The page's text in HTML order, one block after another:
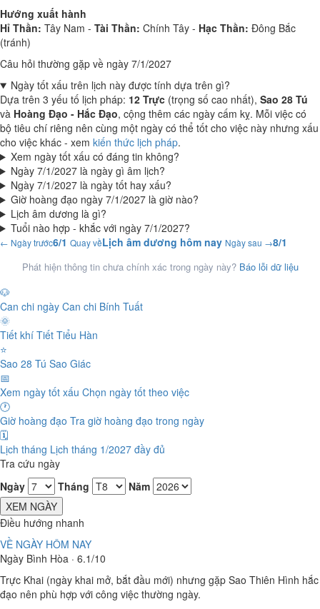
Hướng xuất hành
Hỉ Thần: Tây Nam - Tài Thần: Chính Tây - Hạc Thần: Đông Bắc
(tránh)
Câu hỏi thường gặp về ngày 7/1/2027
Ngày tốt xấu trên lịch này được tính dựa trên gì?
Dựa trên 3 yếu tố lịch pháp: 12 Trực (trọng số cao nhất), Sao 28 Tú
và Hoàng Đạo - Hắc Đạo, cộng thêm các ngày cấm kỵ. Mỗi việc có
bộ tiêu chí riêng nên cùng một ngày có thể tốt cho việc này nhưng xấu
cho việc khác - xem kiến thức lịch pháp.
Xem ngày tốt xấu có đáng tin không?
Ngày 7/1/2027 là ngày gì âm lịch?
Ngày 7/1/2027 là ngày tốt hay xấu?
Giờ hoàng đạo ngày 7/1/2027 là giờ nào?
Lịch âm dương là gì?
Tuổi nào hợp - khắc với ngày 7/1/2027?
← Ngày trước6/1 Quay vềLịch âm dương hôm nay Ngày sau →8/1
Phát hiện thông tin chưa chính xác trong ngày này? Báo lỗi dữ liệu
🐶
Can chi ngày Can chi Bính Tuất
🌞
Tiết khí Tiết Tiểu Hàn
⭐
Sao 28 Tú Sao Giác
📅
Xem ngày tốt xấu Chọn ngày tốt theo việc
🕐
Giờ hoàng đạo Tra giờ hoàng đạo trong ngày
🗓️
Lịch tháng Lịch tháng 1/2027 đầy đủ
Tra cứu ngày
Ngày
Tháng
Năm
XEM NGÀY
Điều hướng nhanh
VỀ NGÀY HÔM NAY
Ngày Bình Hòa · 6.1/10
Trực Khai (ngày khai mở, bắt đầu mới) nhưng gặp Sao Thiên Hình hắc
đạo nên phù hợp với công việc thường ngày.